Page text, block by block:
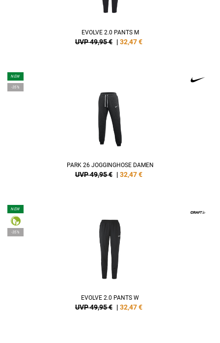
EVOLVE 2.0 PANTS M
UVP 49,95 € | 32,47€
NEW
-35%
PARK 26 JOGGINGHOSE DAMEN
UVP 49,95 € | 32,47€
NEW
-35%
EVOLVE 2.0 PANTS W
UVP 49,95 € | 32,47€